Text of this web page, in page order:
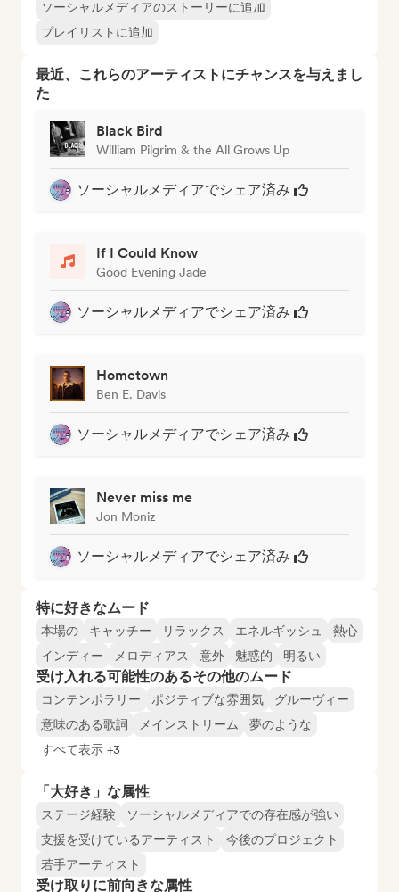
ソーシャルメディアのストーリーに追加
プレイリストに追加
最近、これらのアーティストにチャンスを与えまし
た
Black Bird
William Pilgrim & the All Grows Up
ソーシャルメディアでシェア済み
If I Could Know
Good Evening Jade
ソーシャルメディアでシェア済み
Hometown
Ben E. Davis
ソーシャルメディアでシェア済み
Never miss me
Jon Moniz
ソーシャルメディアでシェア済み
特に好きなムード
本場の キャッチー リラックス エネルギッシュ
熱心
インディー
メロディアス 意外 魅惑的 明るい
受け入れる可能性のあるその他のムード
コンテンポラリー ポジティブな雰囲気
グルーヴィー
意味のある歌詞
メインストリーム
夢のような
すべて表示 +3
「大好き」な属性
ステージ経験
ソーシャルメディアでの存在感が強い
支援を受けているアーティスト
今後のプロジェクト
若手アーティスト
受け取りに前向きな属性